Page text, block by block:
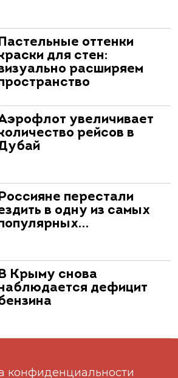
оттенки
для стен:
расширяем
увеличивает
рейсов в
перестали
в одну из самых
Крыму снова
дефицит
конфиденциальности